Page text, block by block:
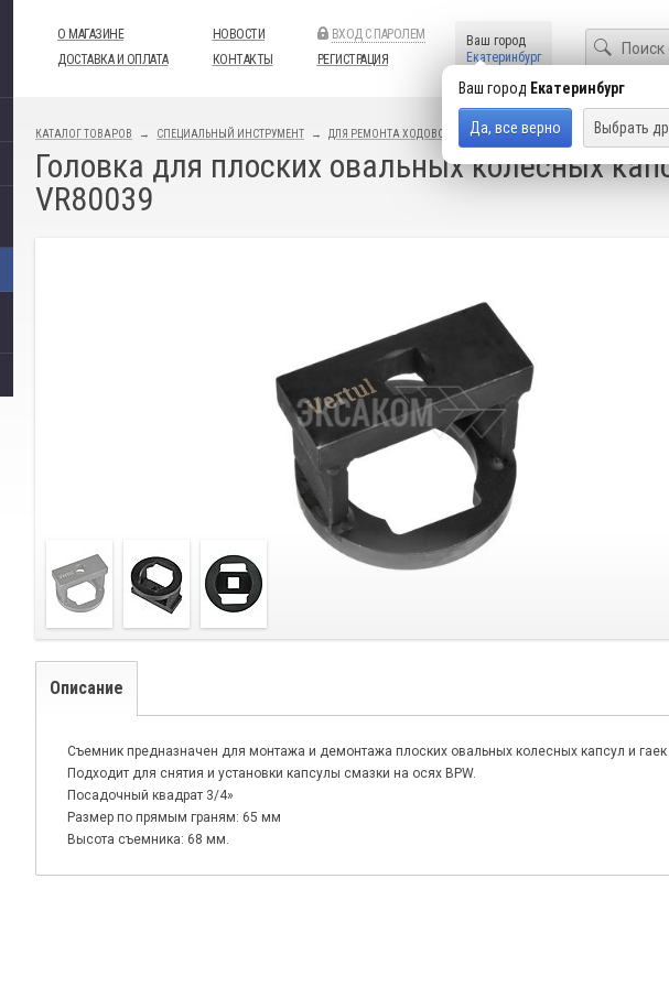
О МАГАЗИНЕ
ДОСТАВКА И ОПЛАТА
НОВОСТИ
КОНТАКТЫ
ВХОД С ПАРОЛЕМ
РЕГИСТРАЦИЯ
Ваш город
Екатеринбург
Ваш город Екатеринбург
Да, все верно Выбрать
КАТАЛОГ ТОВАРОВ СПЕЦИАЛЬНЫЙ ИНСТРУМЕНТ ДЛЯ РЕМОНТА ХОДОВОЙ ДЛЯ СТУПИЦЫ
Головка для плоских овальных колесных
VR80039
Описание
Съемник предназначен для монтажа и демонтажа плоских овальных колесных капсул и гаек
Подходит для снятия и установки капсулы смазки на осях BPW.
Посадочный квадрат 3/4»
Размер по прямым граням: 65 мм
Высота съемника: 68 мм.